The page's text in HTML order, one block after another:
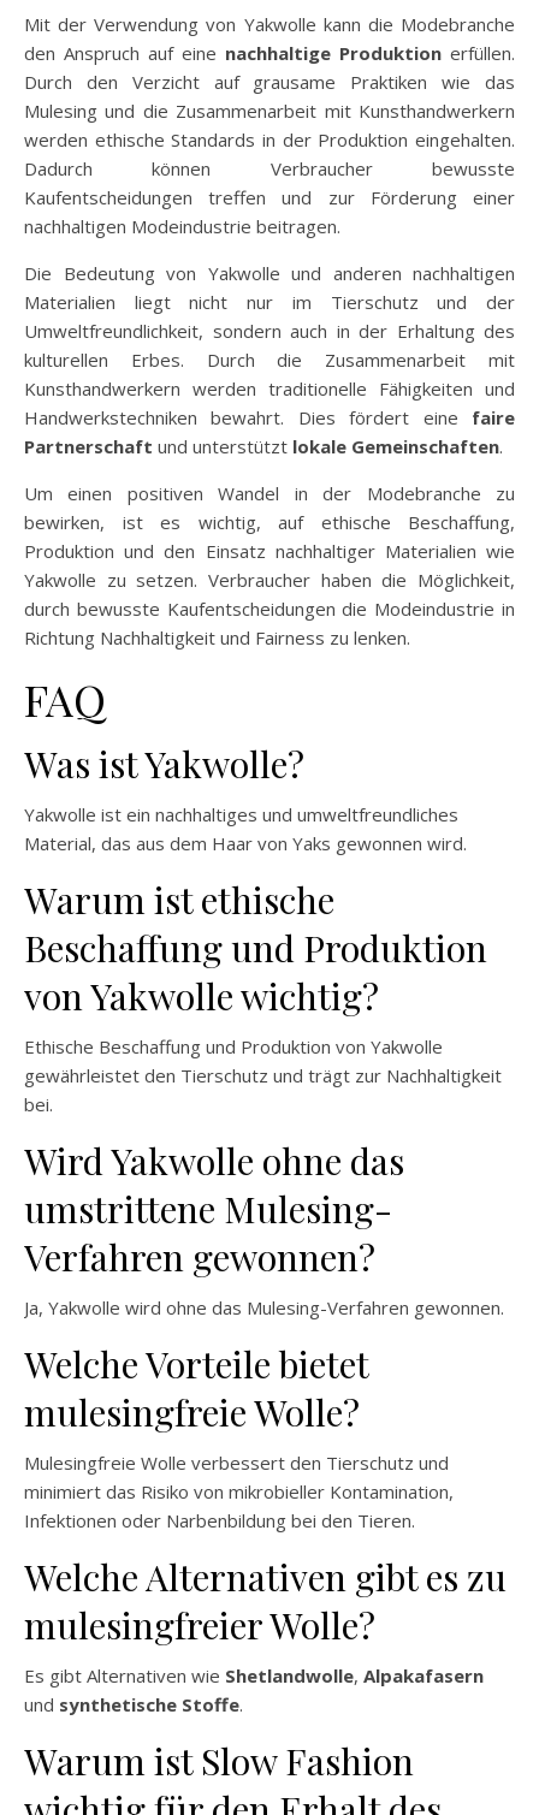
Mit der Verwendung von Yakwolle kann die Modebranche
den Anspruch auf eine nachhaltige Produktion erfüllen.
Durch den Verzicht auf grausame Praktiken wie das
Mulesing und die Zusammenarbeit mit Kunsthandwerkern
werden ethische Standards in der Produktion eingehalten.
Dadurch können Verbraucher bewusste
Kaufentscheidungen treffen und zur Förderung einer
nachhaltigen Modeindustrie beitragen.
Die Bedeutung von Yakwolle und anderen nachhaltigen
Materialien liegt nicht nur im Tierschutz und der
Umweltfreundlichkeit, sondern auch in der Erhaltung des
kulturellen Erbes. Durch die Zusammenarbeit mit
Kunsthandwerkern werden traditionelle Fähigkeiten und
Handwerkstechniken bewahrt. Dies fördert eine faire
Partnerschaft und unterstützt lokale Gemeinschaften.
Um einen positiven Wandel in der Modebranche zu
bewirken, ist es wichtig, auf ethische Beschaffung,
Produktion und den Einsatz nachhaltiger Materialien wie
Yakwolle zu setzen. Verbraucher haben die Möglichkeit,
durch bewusste Kaufentscheidungen die Modeindustrie in
Richtung Nachhaltigkeit und Fairness zu lenken.
FAQ
Was ist Yakwolle?
Yakwolle ist ein nachhaltiges und umweltfreundliches
Material, das aus dem Haar von Yaks gewonnen wird.
Warum ist ethische
Beschaffung und Produktion
von Yakwolle wichtig?
Ethische Beschaffung und Produktion von Yakwolle
gewährleistet den Tierschutz und trägt zur Nachhaltigkeit
bei.
Wird Yakwolle ohne das
umstrittene Mulesing-
Verfahren gewonnen?
Ja, Yakwolle wird ohne das Mulesing-Verfahren gewonnen.
Welche Vorteile bietet
mulesingfreie Wolle?
Mulesingfreie Wolle verbessert den Tierschutz und
minimiert das Risiko von mikrobieller Kontamination,
Infektionen oder Narbenbildung bei den Tieren.
Welche Alternativen gibt es zu
mulesingfreier Wolle?
Es gibt Alternativen wie Shetlandwolle, Alpakafasern
und synthetische Stoffe.
Warum ist Slow Fashion